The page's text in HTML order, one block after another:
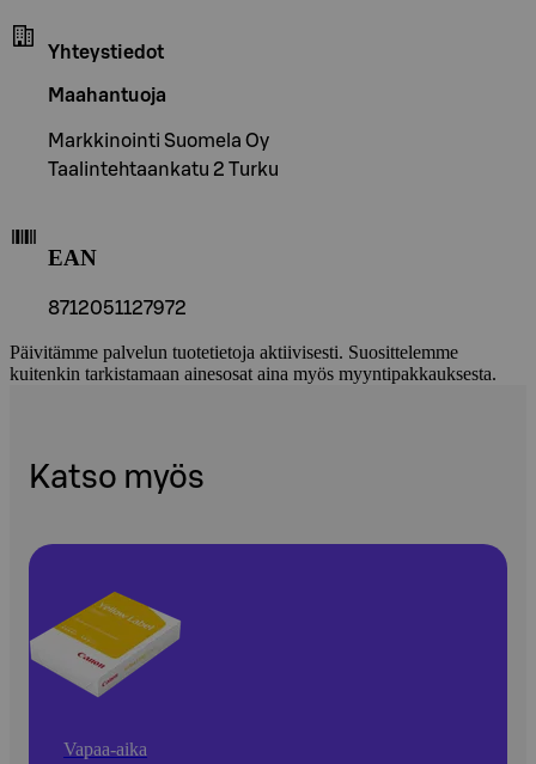
Yhteystiedot
Maahantuoja
Markkinointi Suomela Oy
Taalintehtaankatu 2 Turku
EAN
8712051127972
Päivitämme palvelun tuotetietoja aktiivisesti. Suosittelemme
kuitenkin tarkistamaan ainesosat aina myös myyntipakkauksesta.
Katso myös
Vapaa-aika